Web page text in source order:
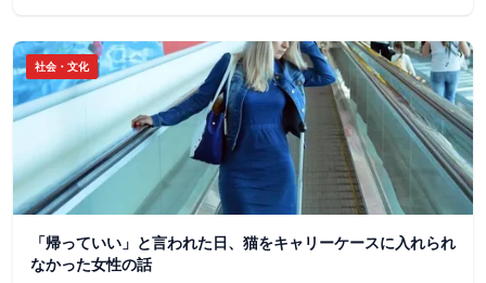
社会・文化
「帰っていい」と言われた日、猫をキャリーケースに入れられ
なかった女性の話